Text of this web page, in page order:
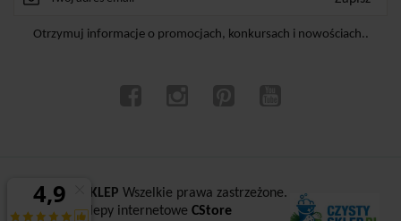
Otrzymuj informacje o promocjach, konkursach i nowościach..
ⓒCZYSTYSKLEP Wszelkie prawa zastrzeżone.
Sklepy internetowe CStore